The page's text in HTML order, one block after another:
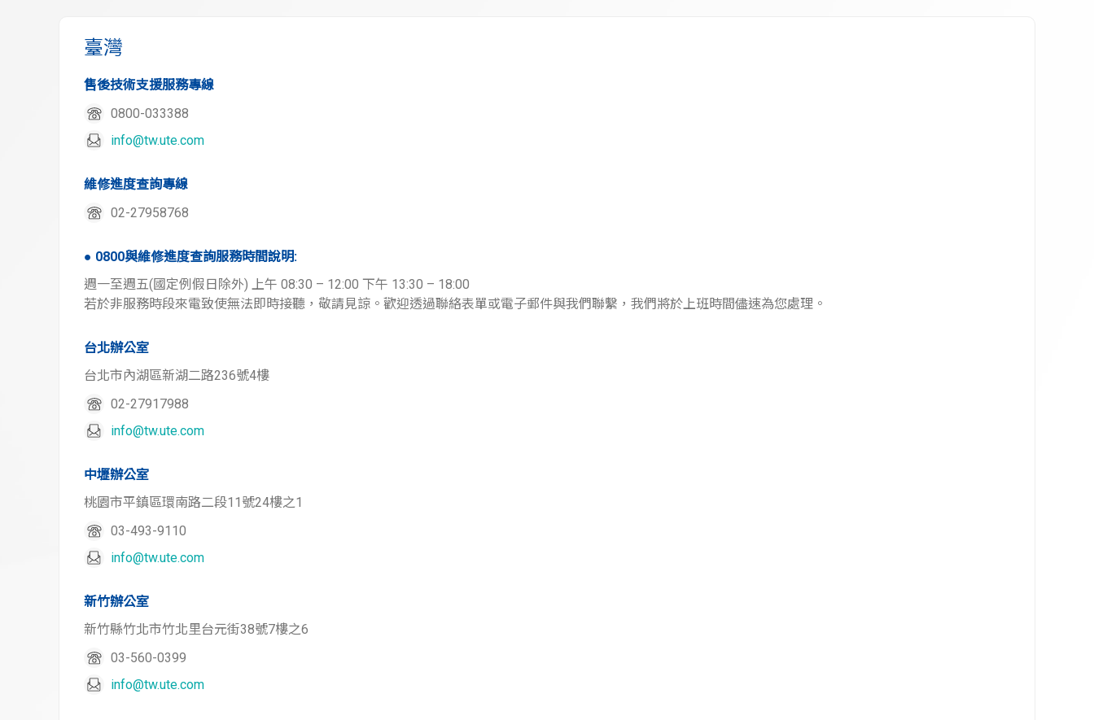
臺灣
售後技術支援服務專線
0800-033388
info@tw.ute.com
維修進度查詢專線
02-27958768
● 0800與維修進度查詢服務時間說明:
週一至週五(國定例假日除外) 上午 08:30 – 12:00 下午 13:30 – 18:00
若於非服務時段來電致使無法即時接聽，敬請見諒。歡迎透過聯絡表單或電子郵件與我們聯繫，我們將於上班時間儘速為您處理。
台北辦公室
台北市內湖區新湖二路236號4樓
02-27917988
info@tw.ute.com
中壢辦公室
桃園市平鎮區環南路二段11號24樓之1
03-493-9110
info@tw.ute.com
新竹辦公室
新竹縣竹北市竹北里台元街38號7樓之6
03-560-0399
info@tw.ute.com